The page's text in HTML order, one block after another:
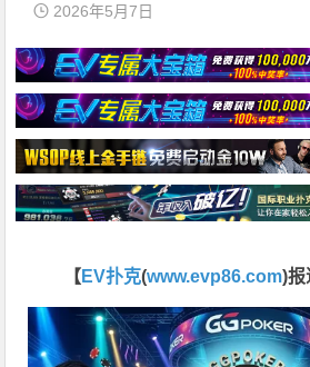
2026年5月7日
【 EV扑克(www.evp86.com)报